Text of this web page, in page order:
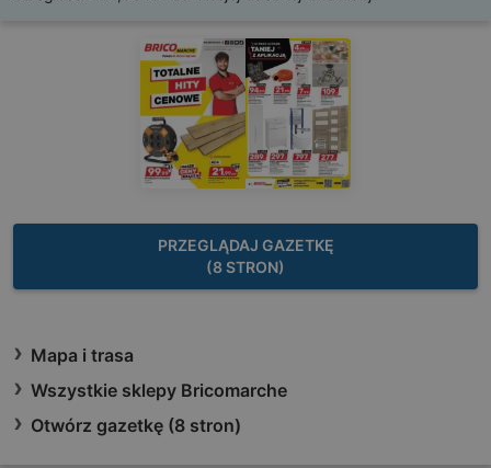
PRZEGLĄDAJ GAZETKĘ
(8 STRON)
Mapa i trasa
Wszystkie sklepy Bricomarche
Otwórz gazetkę (8 stron)